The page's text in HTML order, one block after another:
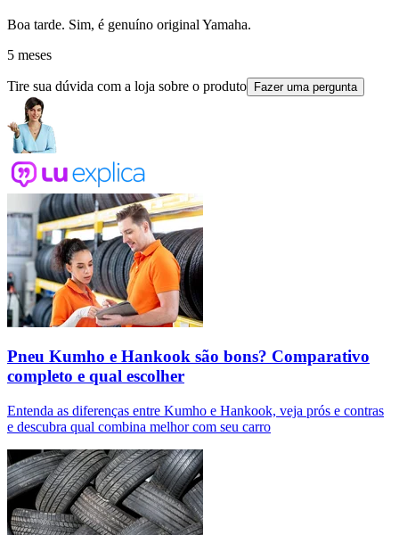
Boa tarde. Sim, é genuíno original Yamaha.
5 meses
Tire sua dúvida com a loja sobre o produto Fazer uma pergunta
Pneu Kumho e Hankook são bons? Comparativo
completo e qual escolher
Entenda as diferenças entre Kumho e Hankook, veja prós e contras
e descubra qual combina melhor com seu carro